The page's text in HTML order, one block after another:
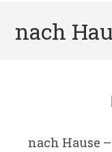
nach
nach Hause